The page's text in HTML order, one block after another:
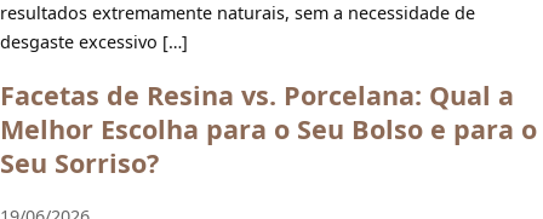
resultados extremamente naturais, sem a necessidade de
desgaste excessivo […]
Facetas de Resina vs. Porcelana: Qual a
Melhor Escolha para o Seu Bolso e para o
Seu Sorriso?